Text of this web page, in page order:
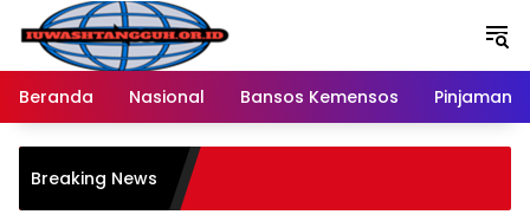
Langsung
konten
Beranda
Nasional Bansos Kemensos Pinjaman
Breaking News